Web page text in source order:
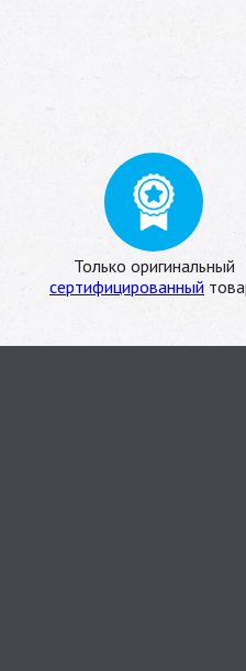
Только оригинальный
сертифицированный